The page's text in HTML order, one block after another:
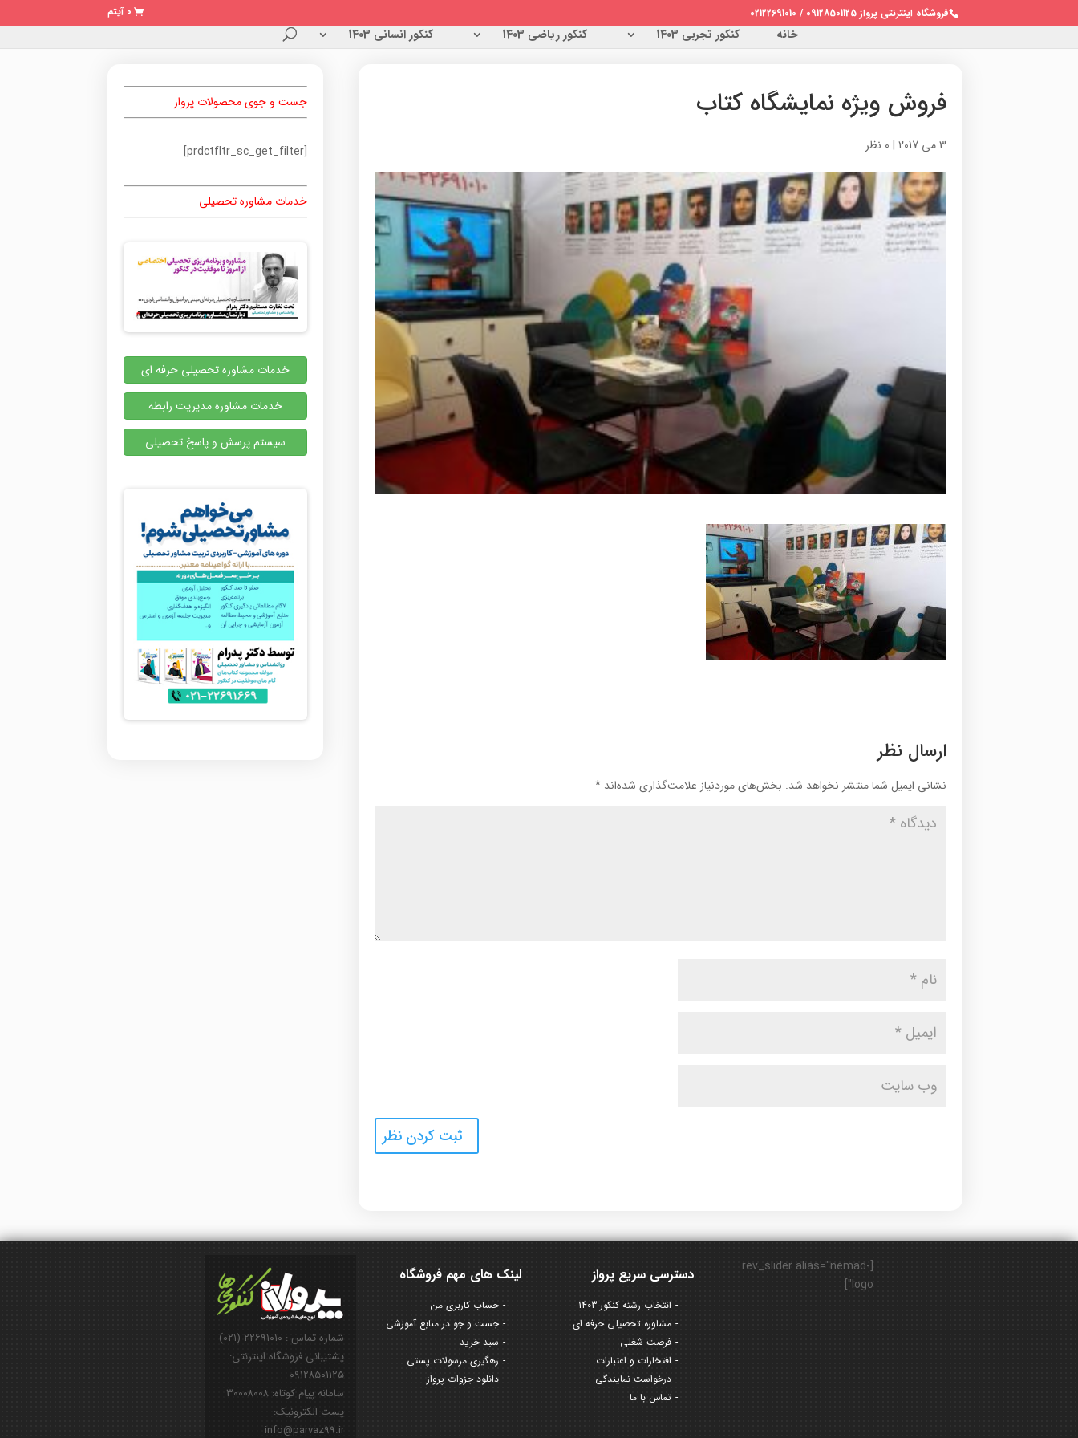
فروشگاه اینترنتی پرواز 09128501125 / 02122691010 0 آیتم
خانه کنکور تجربی 1403 کنکور ریاضی 1403 کنکور انسانی 1403
فروش ویژه نمایشگاه کتاب
3 می 2017 | 0 نظر
ارسال نظر
نشانی ایمیل شما منتشر نخواهد شد. بخش‌های موردنیاز علامت‌گذاری شده‌اند*
جست و جوی محصولات پرواز
[prdctfltr_sc_get_filter]
خدمات مشاوره تحصیلی
خدمات مشاوره تحصیلی حرفه ای
خدمات مشاوره مدیریت رابطه
سیستم پرسش و پاسخ تحصیلی
شماره تماس : ۲۲۶۹۱۰۱۰-(۰۲۱)
پشتیبانی فروشگاه اینترنتی:
۰۹۱۲۸۵۰۱۱۲۵
سامانه پیام کوتاه: ۳۰۰۰۸۰۰۸
پست الکترونیک:
info@parvaz99.ir
لینک های مهم فروشگاه
حساب کاربری من
جست و جو در منابع آموزشی
سبد خرید
رهگیری مرسولات پستی
دانلود جزوات پرواز
دسترسی سریع پرواز
انتخاب رشته کنکور 1403
مشاوره تحصیلی حرفه ای
فرصت شغلی
افتخارات و اعتبارات
درخواست نمایندگی
تماس با ما
[rev_slider alias="nemad-
logo"]